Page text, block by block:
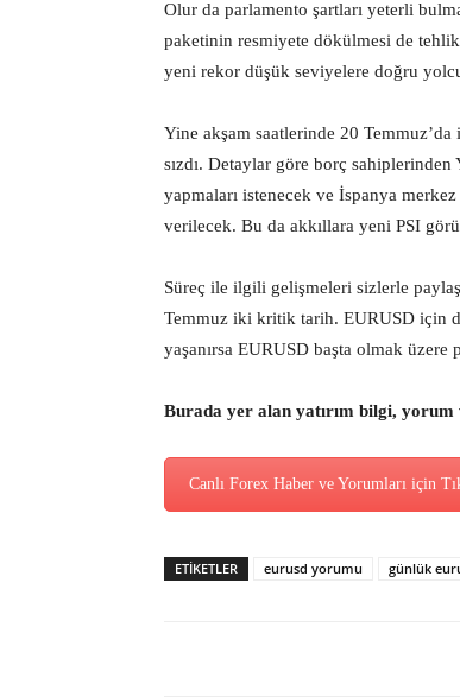
Olur da parlamento şartları yeterli
paketinin resmiyete dökülmesi de
yeni rekor düşük seviyelere doğru
Yine akşam saatlerinde 20
sızdı. Detaylar göre borç
yapmaları istenecek ve İspanya
verilecek. Bu da akkıllara yeni PSI
Süreç ile ilgili gelişmeleri sizlerle
Temmuz iki kritik tarih. EURUSD için
yaşanırsa EURUSD başta olmak
Burada yer alan yatırım bilgi, yorum
Canlı Forex Haber ve Yorumları için
ETİKETLER eurusd yorumu günlük